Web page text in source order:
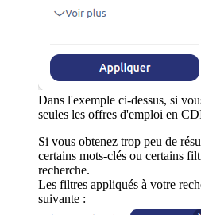
Dans l'exemple ci-dessus, si
seules les offres d'emploi en
Si vous obtenez trop peu de
certains mots-clés ou certains
recherche.
Les filtres appliqués à votre
suivante :